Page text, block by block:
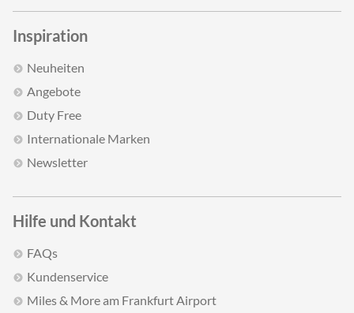
Inspiration
Neuheiten
Angebote
Duty Free
Internationale Marken
Newsletter
Hilfe und Kontakt
FAQs
Kundenservice
Miles & More am Frankfurt Airport